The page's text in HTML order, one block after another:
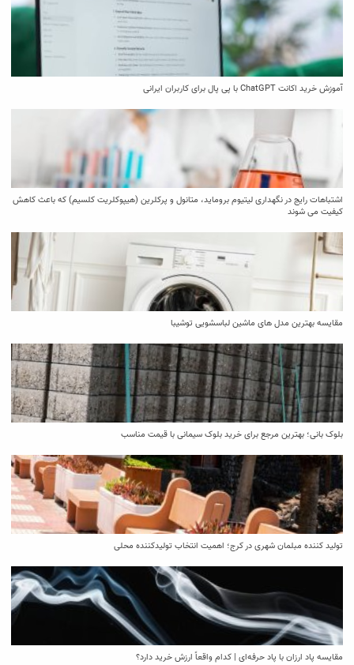
آموزش خرید اکانت ChatGPT با پی پال برای کاربران ایرانی
اشتباهات رایج در نگهداری لیتیوم بروماید، متانول و پرکلرین (هیپوکلریت کلسیم) که باعث کاهش
کیفیت می‌ شوند
مقایسه بهترین مدل ‌های ماشین لباسشویی توشیبا
بلوک بانی؛ بهترین مرجع برای خرید بلوک سیمانی با قیمت مناسب
تولید کننده مبلمان شهری در کرج؛ اهمیت انتخاب تولیدکننده محلی
مقایسه پاد ارزان با پاد حرفه‌ای | کدام واقعاً ارزش خرید دارد؟